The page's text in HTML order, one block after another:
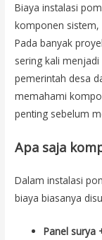
Biaya instalasi
komponen sistem,
Pada banyak
sering kali
pemerintah desa
memahami
penting sebelum
Apa saja
Dalam instalasi
biaya biasanya
Panel surya